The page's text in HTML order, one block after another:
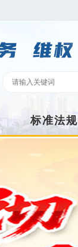
标准法规